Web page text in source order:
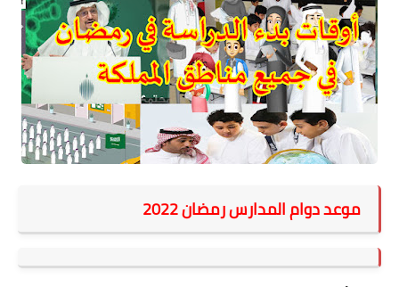
موعد دوام المدارس رمضان 2022